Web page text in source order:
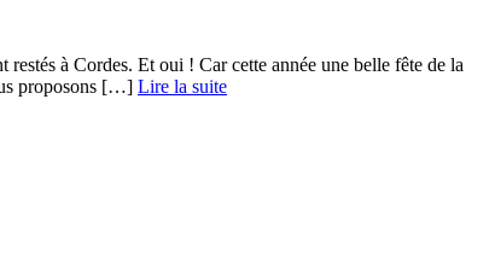
à Cordes. Et oui ! Car cette année une belle fête de la
proposons […] Lire la suite